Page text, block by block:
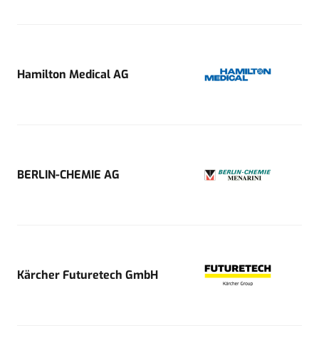
Hamilton Medical AG
BERLIN-CHEMIE AG
Kärcher Futuretech GmbH